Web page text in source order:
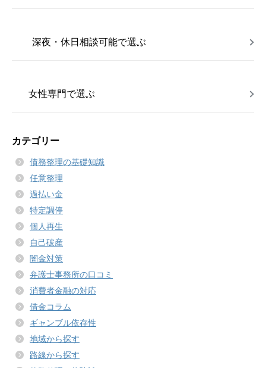
深夜・休日相談可能で選ぶ
女性専門で選ぶ
カテゴリー
債務整理の基礎知識
任意整理
過払い金
特定調停
個人再生
自己破産
闇金対策
弁護士事務所の口コミ
消費者金融の対応
借金コラム
ギャンブル依存性
地域から探す
路線から探す